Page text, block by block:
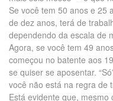
Se você tem 50 anos e 25
de dez anos, terá de
dependendo da escala de
Agora, se você tem 49
começou no batente aos
se quiser se aposentar.
você não está na regra de
Está evidente que,